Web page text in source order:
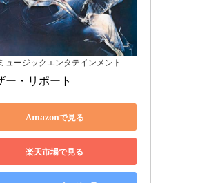
ュージックエンタテインメント
ー・リポート
Amazonで見る
楽天市場で見る